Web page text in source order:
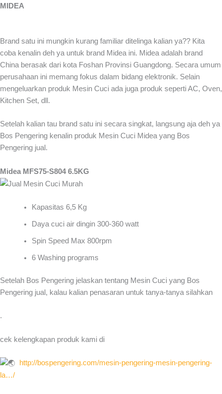
MIDEA
Brand satu ini mungkin kurang familiar ditelinga kalian ya?? Kita
coba kenalin deh ya untuk brand Midea ini. Midea adalah brand
China berasak dari kota Foshan Provinsi Guangdong. Secara umum
perusahaan ini memang fokus dalam bidang elektronik. Selain
mengeluarkan produk Mesin Cuci ada juga produk seperti AC, Oven,
Kitchen Set, dll.
Setelah kalian tau brand satu ini secara singkat, langsung aja deh ya
Bos Pengering kenalin produk Mesin Cuci Midea yang Bos
Pengering jual.
Midea MFS75-S804 6.5KG
Kapasitas 6,5 Kg
Daya cuci air dingin 300-360 watt
Spin Speed Max 800rpm
6 Washing programs
Setelah Bos Pengering jelaskan tentang Mesin Cuci yang Bos
Pengering jual, kalau kalian penasaran untuk tanya-tanya silahkan
.
cek kelengkapan produk kami di
http://bospengering.com/mesin-pengering-mesin-pengering-
la…/